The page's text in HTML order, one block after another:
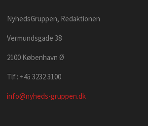
NyhedsGruppen, Redaktionen
Vermundsgade 38
2100 København Ø
Tlf.: +45 3232 3100
info@nyheds-gruppen.dk